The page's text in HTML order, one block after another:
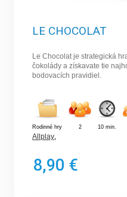
LE CHOCOLAT
Le Chocolat je strategická
čokolády a získavate tie
bodovacích pravidiel.
Rodinné hry 2 10 min.
Allplay,
8,90 €